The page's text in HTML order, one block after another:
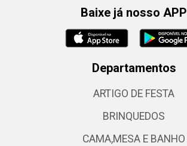
Baixe já nosso APP
Departamentos
ARTIGO DE FESTA
BRINQUEDOS
CAMA,MESA E BANHO